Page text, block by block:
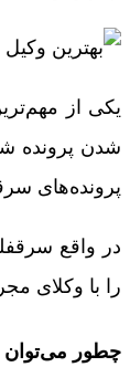
یکی از
شدن پرونده
پرونده‌های
در واقع
را با وکلای
چطور می‌توان